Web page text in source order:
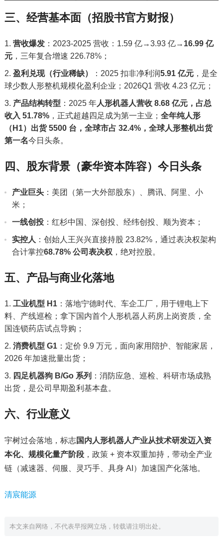
三、经营基本面（招股书官方财报）
营收爆发：2023-2025 营收：1.59 亿→3.93 亿→ 16.99 亿
元，三年复合增速 226.78%；
盈利兑现（行业稀缺） ：2025 扣非净利润5.91 亿元，是全
球少数人形整机规模化盈利企业；2026Q1 营收 4.23 亿元；
产品结构转型 ：2025 年人形机器人营收 8.68 亿元，占总
收入 51.78%，正式超越四足成为第一主业； 全年纯人形
（H1）出货 5500 台，全球市占 32.4%，全球人形整机出货
第一名今日头条。
四、股东背景（豪华资本阵容）今日头条
产业巨头：美团（第一大外部股东）、腾讯、阿里、小
米；
一线创投：红杉中国、深创投、经纬创投、顺为资本；
实控人 ：创始人王兴兴直接持股 23.82%，通过表决权架构
合计掌控68.78% 公司表决权 ，绝对控股。
五、产品与商业化落地
工业机型 H1：落地宁德时代、车企工厂，用于锂电上下
料、产线巡检；拿下国内首个人形机器人药房上岗资质，全
国连锁药店试点导购；
消费机型 G1：定价 9.9 万元，面向家用陪护、智能家居，
2026 年加速批量出货；
四足机器狗 B/Go 系列 ：消防应急、巡检、科研市场成熟
出货，是公司早期盈利基本盘。
六、行业意义
宇树过会落地，标志国内人形机器人产业从技术研发迈入资
本化、规模化量产阶段，政策 + 资本双重加持，带动全产业
链（减速器、伺服、灵巧手、具身 AI）加速国产化落地。
清宸能源
本文来自网络，不代表早报网立场，转载请注明出处。